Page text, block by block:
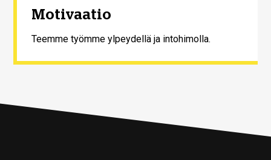
Motivaatio
Teemme työmme ylpeydellä ja intohimolla.